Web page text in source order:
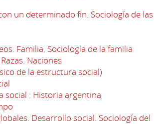
un determinado fin. Sociología de las
Familia. Sociología de la familia
Naciones
de la estructura social)
social : Historia argentina
Desarrollo social. Sociología del